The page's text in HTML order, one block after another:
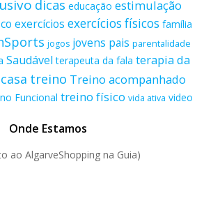
dicas educação estimulação
exercícios exercícios físicos família
jogos jovens pais parentalidade
Saudável terapeuta da fala terapia da
treino Treino acompanhado
Funcional treino físico vida ativa video
Onde Estamos
ao AlgarveShopping na Guia)